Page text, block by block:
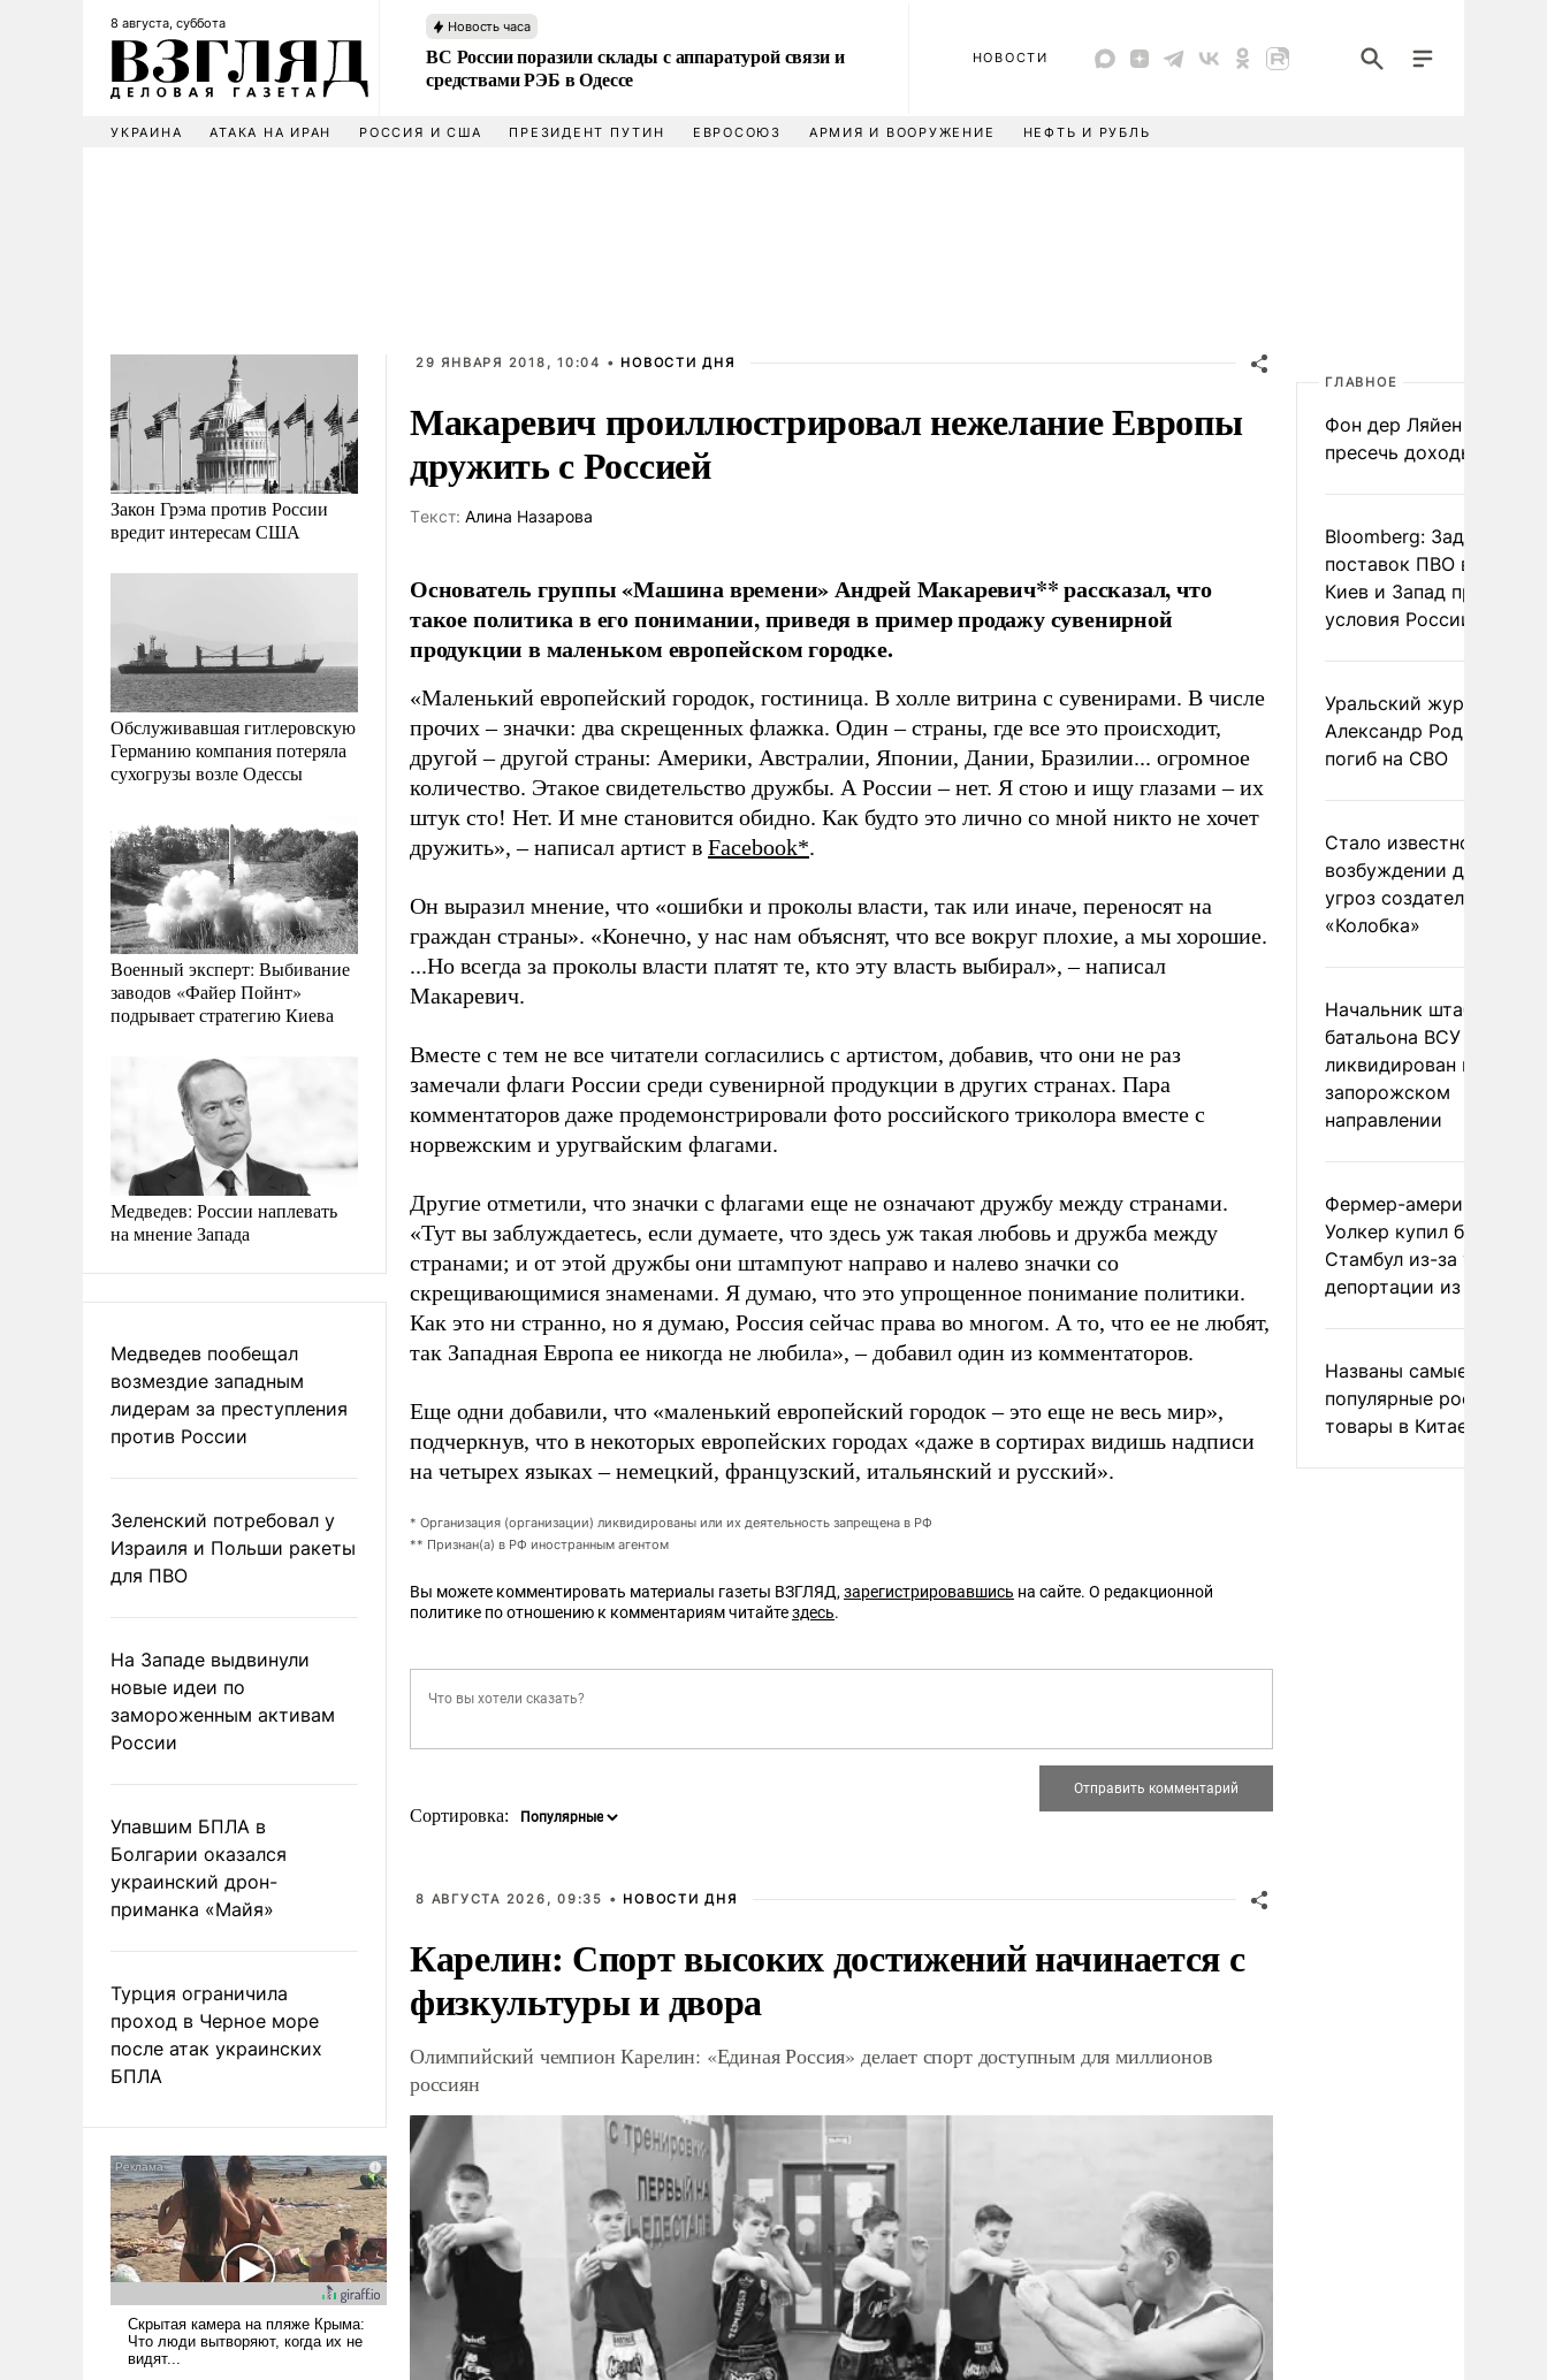
8 августа, суббота Новость часа
ВС России поразили склады с аппаратурой связи и
средствами РЭБ в Одессе
НОВОСТИ
УКРАИНА АТАКА НА ИРАН РОССИЯ И США ПРЕЗИДЕНТ ПУТИН ЕВРОСОЮЗ АРМИЯ И ВООРУЖЕНИЕ НЕФТЬ И РУБЛЬ
Закон Грэма против России
вредит интересам США
Обслуживавшая гитлеровскую
Германию компания потеряла
сухогрузы возле Одессы
Военный эксперт: Выбивание
заводов «Файер Пойнт»
подрывает стратегию Киева
Медведев: России наплевать
на мнение Запада
Медведев пообещал
возмездие западным
лидерам за преступления
против России
Зеленский потребовал у
Израиля и Польши ракеты
для ПВО
На Западе выдвинули
новые идеи по
замороженным активам
России
Упавшим БПЛА в
Болгарии оказался
украинский дрон-
приманка «Майя»
Турция ограничила
проход в Черное море
после атак украинских
БПЛА
29 ЯНВАРЯ 2018, 10:04 • НОВОСТИ ДНЯ
Макаревич проиллюстрировал нежелание Европы
дружить с Россией
Tекст: Алина Назарова
Основатель группы «Машина времени» Андрей Макаревич** рассказал, что
такое политика в его понимании, приведя в пример продажу сувенирной
продукции в маленьком европейском городке.
«Маленький европейский городок, гостиница. В холле витрина с сувенирами. В числе
прочих – значки: два скрещенных флажка. Один – страны, где все это происходит,
другой – другой страны: Америки, Австралии, Японии, Дании, Бразилии... огромное
количество. Этакое свидетельство дружбы. А России – нет. Я стою и ищу глазами – их
штук сто! Нет. И мне становится обидно. Как будто это лично со мной никто не хочет
дружить», – написал артист в Facebook*.
Он выразил мнение, что «ошибки и проколы власти, так или иначе, переносят на
граждан страны». «Конечно, у нас нам объяснят, что все вокруг плохие, а мы хорошие.
...Но всегда за проколы власти платят те, кто эту власть выбирал», – написал
Макаревич.
Вместе с тем не все читатели согласились с артистом, добавив, что они не раз
замечали флаги России среди сувенирной продукции в других странах. Пара
комментаторов даже продемонстрировали фото российского триколора вместе с
норвежским и уругвайским флагами.
Другие отметили, что значки с флагами еще не означают дружбу между странами.
«Тут вы заблуждаетесь, если думаете, что здесь уж такая любовь и дружба между
странами; и от этой дружбы они штампуют направо и налево значки со
скрещивающимися знаменами. Я думаю, что это упрощенное понимание политики.
Как это ни странно, но я думаю, Россия сейчас права во многом. А то, что ее не любят,
так Западная Европа ее никогда не любила», – добавил один из комментаторов.
Еще одни добавили, что «маленький европейский городок – это еще не весь мир»,
подчеркнув, что в некоторых европейских городах «даже в сортирах видишь надписи
на четырех языках – немецкий, французский, итальянский и русский».
* Организация (организации) ликвидированы или их деятельность запрещена в РФ
** Признан(а) в РФ иностранным агентом
Вы можете комментировать материалы газеты ВЗГЛЯД, зарегистрировавшись на сайте. О редакционной
политике по отношению к комментариям читайтездесь.
Сортировка:
8 АВГУСТА 2026, 09:35 • НОВОСТИ ДНЯ
Карелин: Спорт высоких достижений начинается с
физкультуры и двора
Олимпийский чемпион Карелин: «Единая Россия» делает спорт доступным для миллионов
россиян
ГЛАВНОЕ
Фон дер Ляйен
пресечь доходы России
Bloomberg: Задержка
поставок ПВО вынудит
Киев и Запад принять
условия России
Уральский журналист
Александр Родионов
погиб на СВО
Стало известно о
возбуждении дела из-
угроз создателям
«Колобка»
Начальник штаба
батальона ВСУ
ликвидирован на
запорожском
направлении
Фермер-американец
Уолкер купил билет в
Стамбул из-за угрозы
депортации из России
Названы самые
популярные российские
товары в Китае